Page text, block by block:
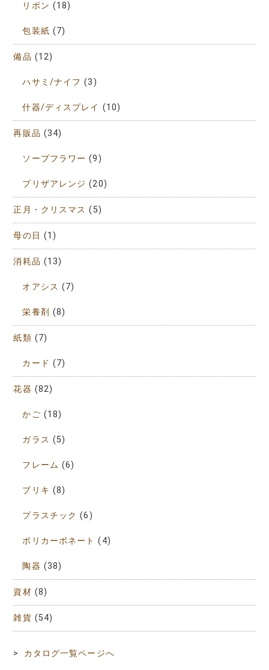
リボン (18)
包装紙 (7)
備品 (12)
ハサミ/ナイフ (3)
什器/ディスプレイ (10)
再販品 (34)
ソープフラワー (9)
プリザアレンジ (20)
正月・クリスマス (5)
母の日 (1)
消耗品 (13)
オアシス (7)
栄養剤 (8)
紙類 (7)
カード (7)
花器 (82)
かご (18)
ガラス (5)
フレーム (6)
ブリキ (8)
プラスチック (6)
ポリカーボネート (4)
陶器 (38)
資材 (8)
雑貨 (54)
> カタログ一覧ページへ